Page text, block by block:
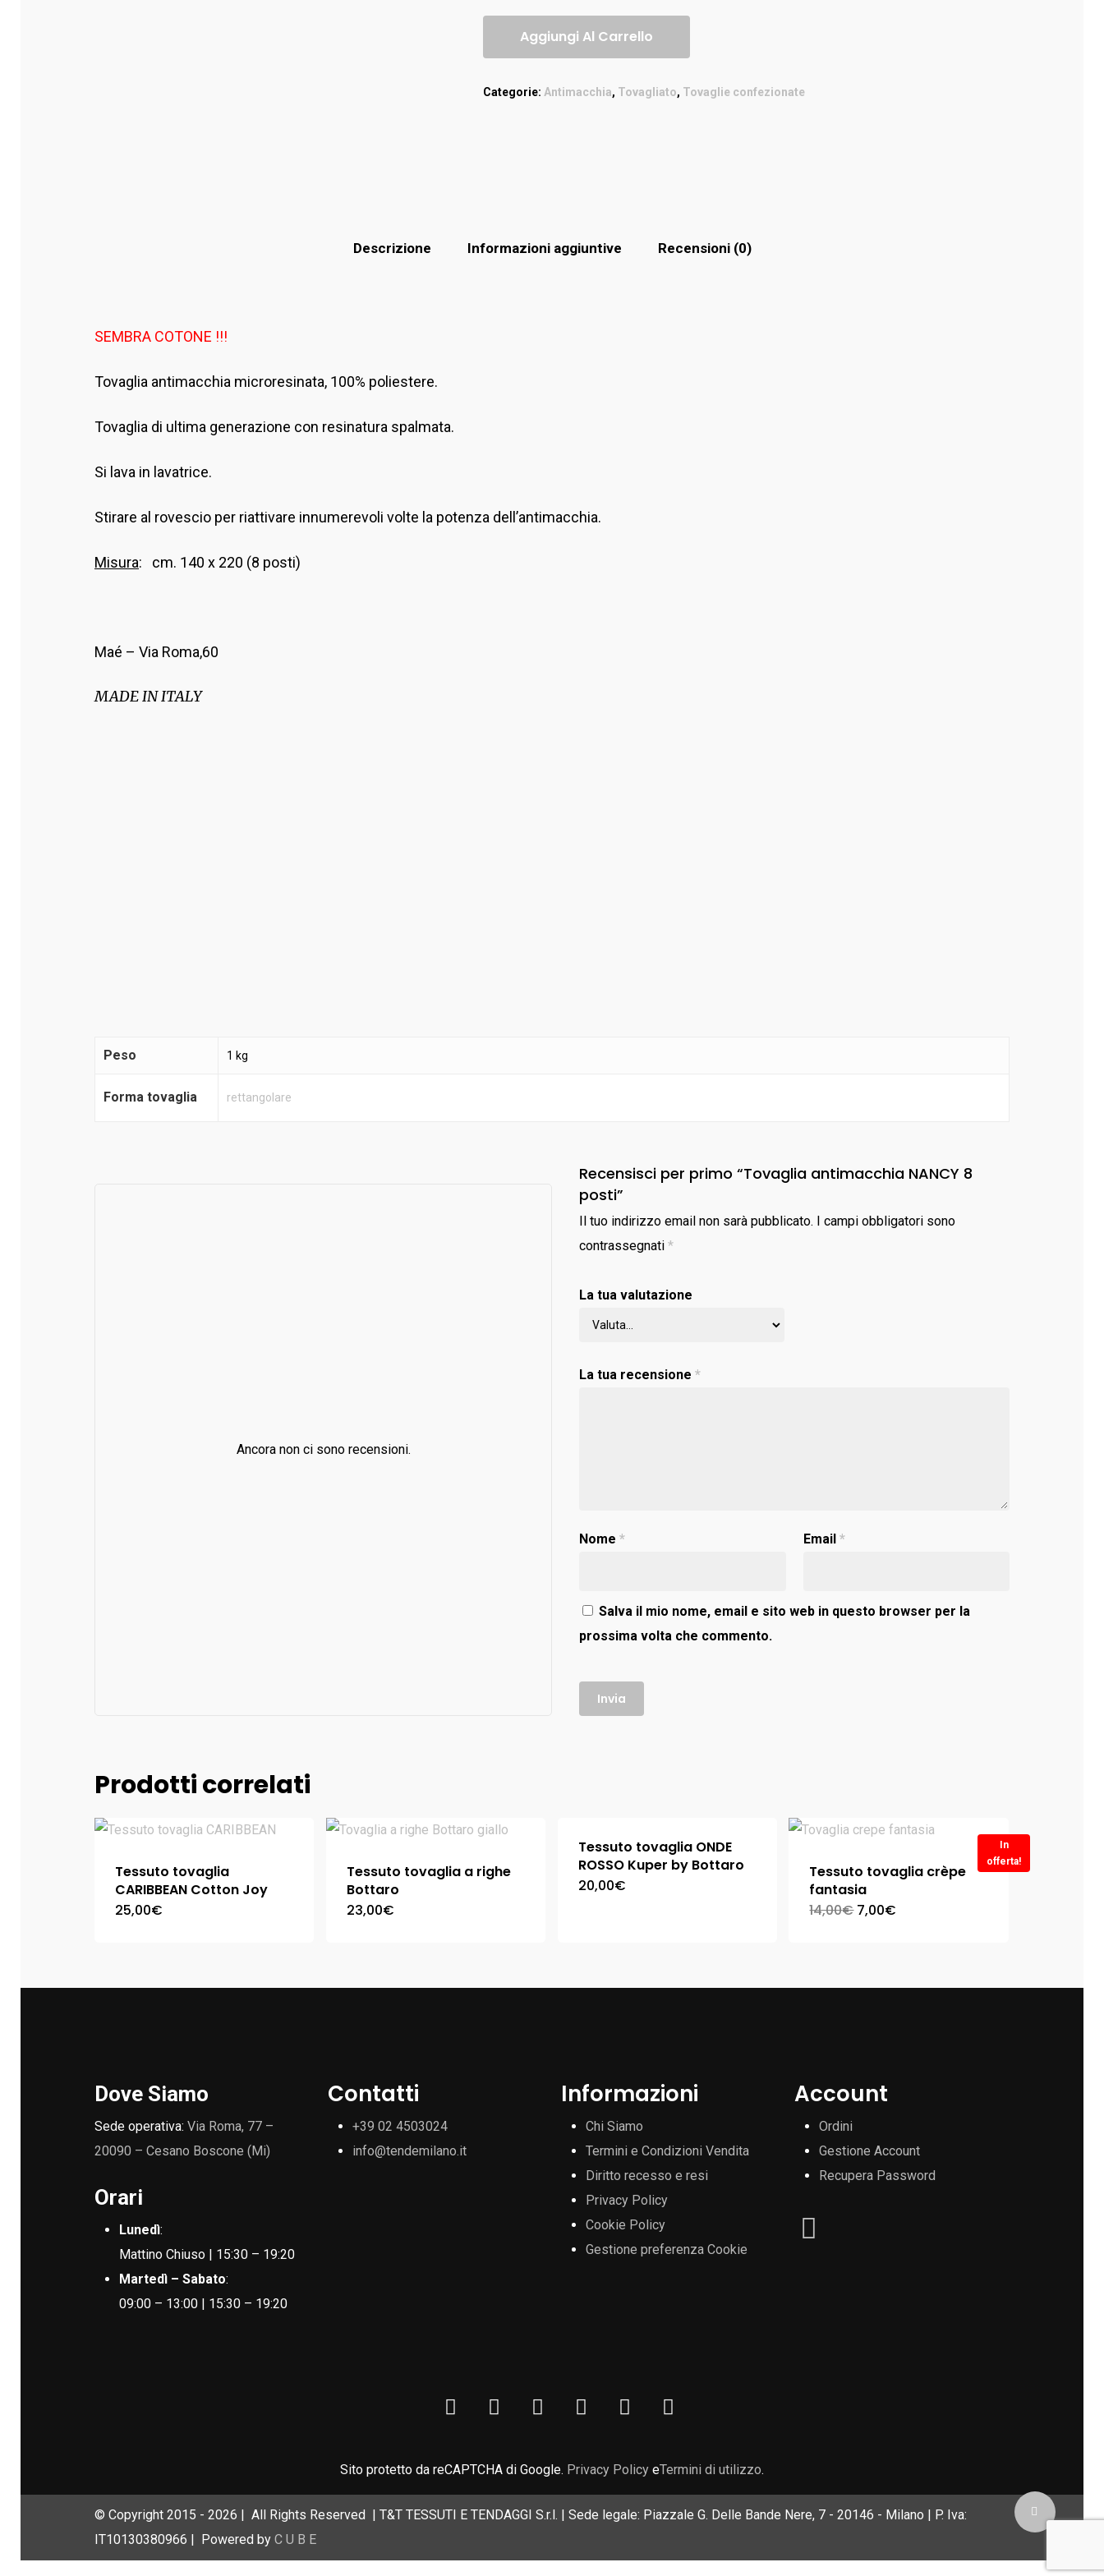
Aggiungi Al Carrello
Categorie: Antimacchia, Tovagliato, Tovaglie confezionate
Descrizione Informazioni aggiuntive Recensioni (0)
SEMBRA COTONE !!!
Tovaglia antimacchia microresinata, 100% poliestere.
Tovaglia di ultima generazione con resinatura spalmata.
Si lava in lavatrice.
Stirare al rovescio per riattivare innumerevoli volte la potenza dell’antimacchia.
Misura: cm. 140 x 220 (8 posti)
Maé – Via Roma,60
MADE IN ITALY
Peso 1 kg
Forma tovaglia rettangolare
Ancora non ci sono recensioni.
Recensisci per primo “Tovaglia antimacchia NANCY 8
posti”
Il tuo indirizzo email non sarà pubblicato. I campi obbligatori sono
contrassegnati*
La tua valutazione
La tua recensione*
Nome* Email *
Salva il mio nome, email e sito web in questo browser per la
prossima volta che commento.
Prodotti correlati
Tessuto tovaglia
CARIBBEAN Cotton Joy
25,00€
Tessuto tovaglia a righe
Bottaro
23,00€
Tessuto tovaglia ONDE
ROSSO Kuper by Bottaro
20,00€
In
offerta!
Tessuto tovaglia crèpe
fantasia
14,00€7,00€
Dove Siamo
Sede operativa:Via Roma, 77 –
20090 – Cesano Boscone (Mi)
Orari
Lunedì:
Mattino Chiuso | 15:30 – 19:20
Martedì – Sabato:
09:00 – 13:00 | 15:30 – 19:20
Contatti
+39 02 4503024
info@tendemilano.it
Informazioni
Chi Siamo
Termini e Condizioni Vendita
Diritto recesso e resi
Privacy Policy
Cookie Policy
Gestione preferenza Cookie
Account
Ordini
Gestione Account
Recupera Password
Sito protetto da reCAPTCHA di Google. Privacy Policy eTermini di utilizzo.
© Copyright 2015 -2026 | All Rights Reserved | T&T TESSUTI E TENDAGGI S.r.l. | Sede legale: Piazzale G. Delle Bande Nere, 7 - 20146 - Milano | P. Iva:
IT10130380966 | Powered byC U B E